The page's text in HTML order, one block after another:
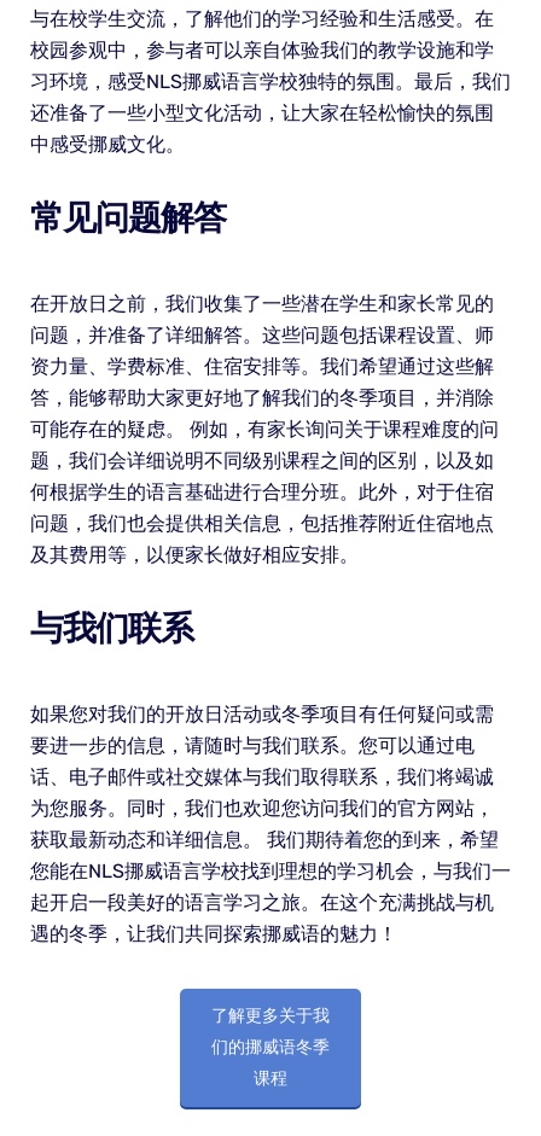
与在校学生交流，了解他们的学习经验和生活感受。在
校园参观中，参与者可以亲自体验我们的教学设施和学
习环境，感受NLS挪威语言学校独特的氛围。最后，我们
还准备了一些小型文化活动，让大家在轻松愉快的氛围
中感受挪威文化。
常见问题解答
在开放日之前，我们收集了一些潜在学生和家长常见的
问题，并准备了详细解答。这些问题包括课程设置、师
资力量、学费标准、住宿安排等。我们希望通过这些解
答，能够帮助大家更好地了解我们的冬季项目，并消除
可能存在的疑虑。 例如，有家长询问关于课程难度的问
题，我们会详细说明不同级别课程之间的区别，以及如
何根据学生的语言基础进行合理分班。此外，对于住宿
问题，我们也会提供相关信息，包括推荐附近住宿地点
及其费用等，以便家长做好相应安排。
与我们联系
如果您对我们的开放日活动或冬季项目有任何疑问或需
要进一步的信息，请随时与我们联系。您可以通过电
话、电子邮件或社交媒体与我们取得联系，我们将竭诚
为您服务。同时，我们也欢迎您访问我们的官方网站，
获取最新动态和详细信息。 我们期待着您的到来，希望
您能在NLS挪威语言学校找到理想的学习机会，与我们一
起开启一段美好的语言学习之旅。在这个充满挑战与机
遇的冬季，让我们共同探索挪威语的魅力！
了解更多关于我
们的挪威语冬季
课程